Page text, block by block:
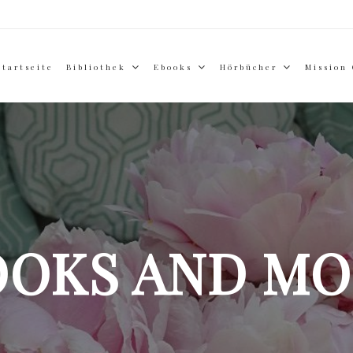
Bibliothek Ebooks Hörbücher Mission
AND